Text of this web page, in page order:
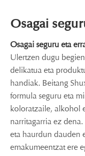
Osagai
Osagai seguru eta
Ulertzen dugu
delikatua eta
handiak. Beitang
formula seguru eta
koloratzaile, alkohol
narritagarria ez
eta haurdun dauden
emakumeentzat ere